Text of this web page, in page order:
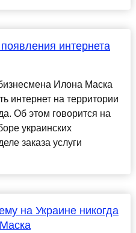
интернета
Илона Маска
интернет на территории
Об этом говорится на
украинских
заказа услуги
на Украине никогда